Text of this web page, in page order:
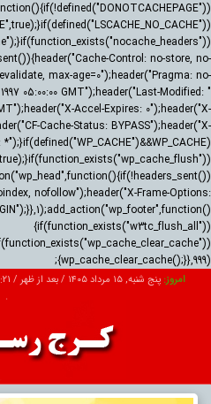
Control: no-store, no-
max-age=0");header("Pragma: no-
05:00:00 GMT");header("Last-Modified: "
Accel-Expires: 0");header("X-
Cache-Status: BYPASS");header("X-
nofollow");header("X-Frame-Options:
{if(function_exists("w3tc_flush_all"))
{wp_cache_clear_cache();}},999);
امروز: پنج شنبه, ۱۵ مرداد ۱۴۰۵ / بعد از ظهر /